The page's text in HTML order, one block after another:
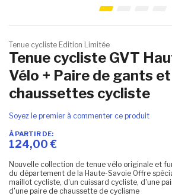
Skip to the beginning of the images
Tenue cycliste Edition Limitée
Tenue cycliste GVT
Vélo + Paire de gants et
chaussettes cycliste
Soyez le premier à commenter ce produit
À PARTIR DE
124,00 €
Nouvelle collection de tenue vélo originale et
du département de la Haute-Savoie Offre
maillot cycliste, d'un cuissard cycliste, d'une
d'une paire de chaussette de cyclisme